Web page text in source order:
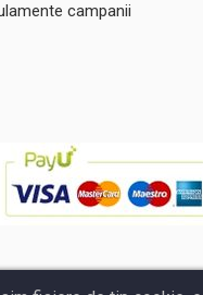
campanii